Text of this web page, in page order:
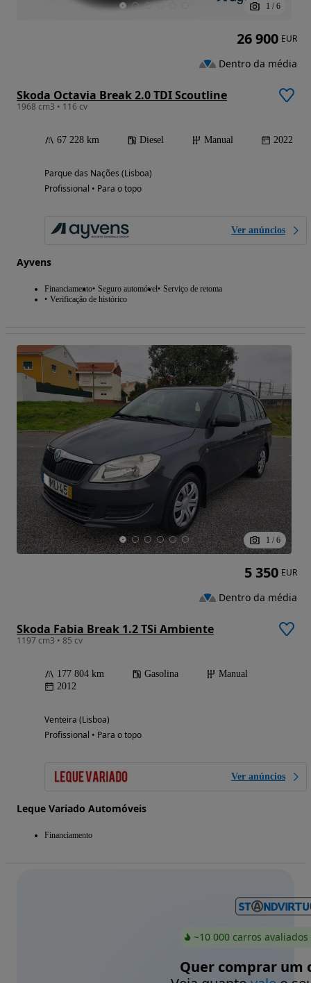
1 / 6
Skoda Octavia Break 2.0 TDI Scoutline
1968 cm3 • 116 cv
67 228 km Diesel Manual 2022
Parque das Nações (Lisboa)
Profissional • Para o topo
Ver anúncios
Ayvens
Financiamento Seguro automóvel
Serviço de retoma
Verificação de histórico
26 900 EUR
Dentro da média
1 / 6
Skoda Fabia Break 1.2 TSi Ambiente
1197 cm3 • 85 cv
177 804 km Gasolina
Manual
2012
Venteira (Lisboa)
Profissional • Para o topo
Ver anúncios
Leque Variado Automóveis
Financiamento
5 350 EUR
Dentro da média
~10 000 carros
Quer comprar um